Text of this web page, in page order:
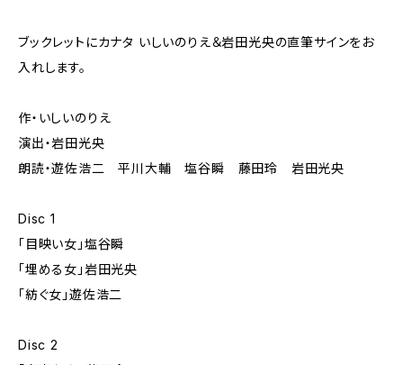
ブックレットにカナタ いしいのりえ＆岩田光央の直筆サインをお
入れします。
作・いしいのりえ
演出・岩田光央
朗読・遊佐浩二 平川大輔 塩谷瞬 藤田玲 岩田光央
Disc 1
「目映い女」塩谷瞬
「埋める女」岩田光央
「紡ぐ女」遊佐浩二
Disc 2